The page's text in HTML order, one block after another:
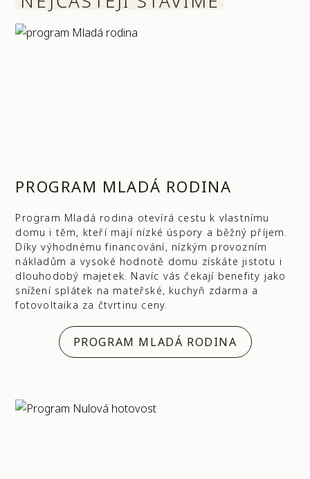
PROGRAM MLADÁ RODINA
Program Mladá rodina otevírá cestu k vlastnímu
domu i těm, kteří mají nízké úspory a běžný příjem.
Díky výhodnému financování, nízkým provozním
nákladům a vysoké hodnotě domu získáte jistotu i
dlouhodobý majetek. Navíc vás čekají benefity jako
snížení splátek na mateřské, kuchyň zdarma a
fotovoltaika za čtvrtinu ceny.
PROGRAM MLADÁ RODINA